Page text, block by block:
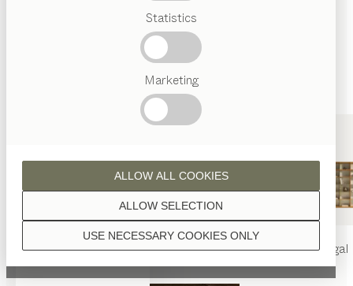
Statistics
Marketing
USE NECESSARY COOKIES ONLY
ALLOW SELECTION
ALLOW ALL COOKIES
Österreichisches
Handwerk
nyaTisch nyaStuhl filignoRegal
Eiche
Eiche Weißöl